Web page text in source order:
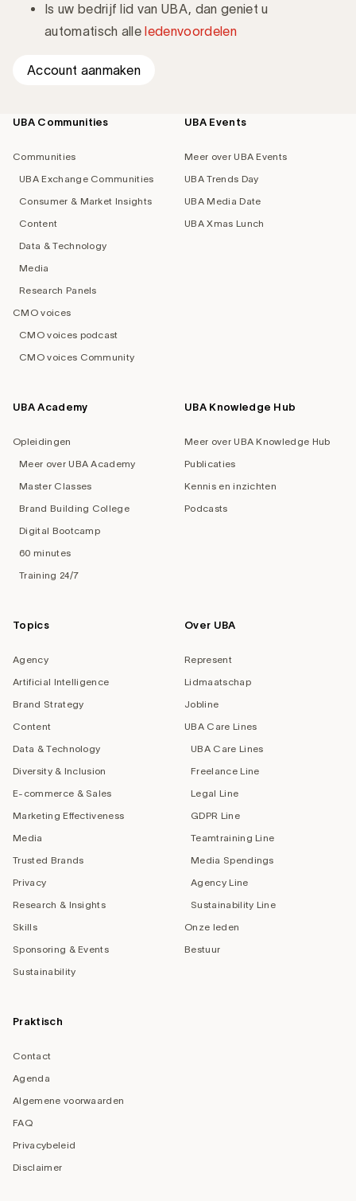
Is uw bedrijf lid van UBA, dan geniet u
automatisch alle ledenvoordelen
Account aanmaken
Footer
UBA Communities
Communities
UBA Exchange Communities
Consumer & Market Insights
Content
Data & Technology
Media
Research Panels
CMO voices
CMO voices podcast
CMO voices Community
UBA Events
Meer over UBA Events
UBA Trends Day
UBA Media Date
UBA Xmas Lunch
UBA Academy
Opleidingen
Meer over UBA Academy
Master Classes
Brand Building College
Digital Bootcamp
60 minutes
Training 24/7
UBA Knowledge Hub
Meer over UBA Knowledge Hub
Publicaties
Kennis en inzichten
Podcasts
Topics
Agency
Artificial Intelligence
Brand Strategy
Content
Data & Technology
Diversity & Inclusion
E-commerce & Sales
Marketing Effectiveness
Media
Trusted Brands
Privacy
Research & Insights
Skills
Sponsoring & Events
Sustainability
Over UBA
Represent
Lidmaatschap
Jobline
UBA Care Lines
UBA Care Lines
Freelance Line
Legal Line
GDPR Line
Teamtraining Line
Media Spendings
Agency Line
Sustainability Line
Onze leden
Bestuur
Praktisch
Contact
Agenda
Algemene voorwaarden
FAQ
Privacybeleid
Disclaimer